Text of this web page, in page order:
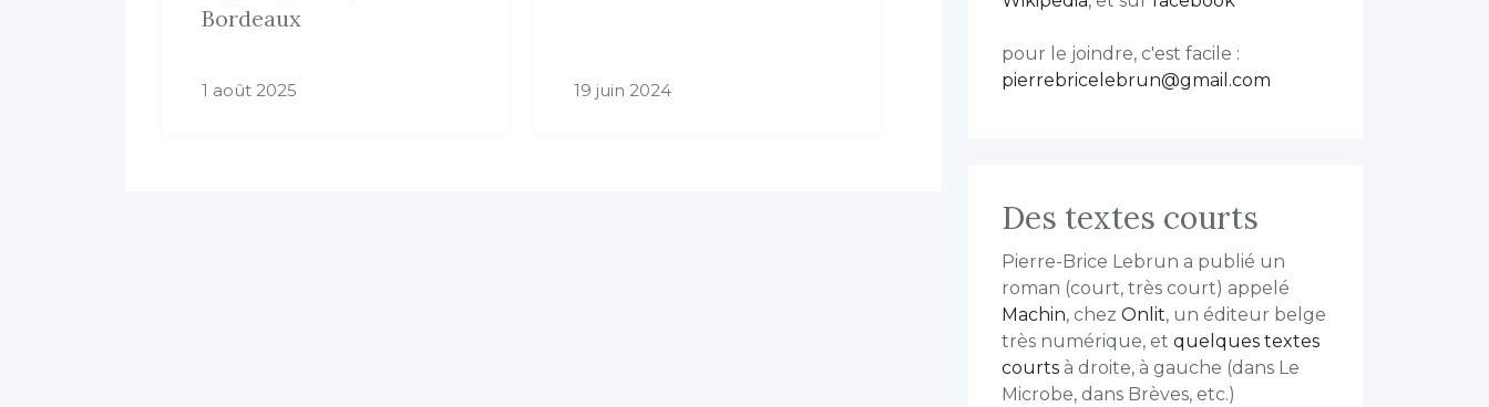
Bordeaux
1 août 2025 19 juin 2024
pour le joindre, c'est facile :
pierrebricelebrun@gmail.com
Des textes courts
Pierre-Brice Lebrun a publié un
roman (court, très court) appelé
Machin, chez Onlit, un éditeur belge
très numérique, et quelques textes
courts à droite, à gauche (dans Le
Microbe, dans Brèves, etc.)